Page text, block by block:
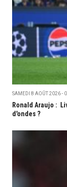
SAMEDI 8 AOÛT 2026 -
Ronald Araujo :
d'ondes ?